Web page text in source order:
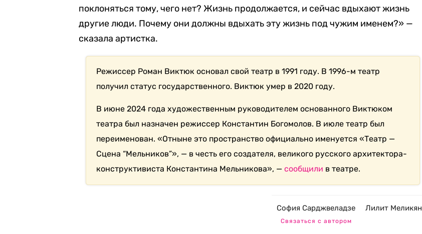
поклоняться тому, чего нет? Жизнь продолжается, и сейчас вдыхают жизнь
другие люди. Почему они должны вдыхать эту жизнь под чужим именем?» —
сказала артистка.
Режиссер Роман Виктюк основал свой театр в 1991 году. В 1996-м театр
получил статус государственного. Виктюк умер в 2020 году.
В июне 2024 года художественным руководителем основанного Виктюком
театра был назначен режиссер Константин Богомолов. В июле театр был
переименован. «Отныне это пространство официально именуется «Театр —
Сцена “Мельников”», — в честь его создателя, великого русского архитектора-
конструктивиста Константина Мельникова», —сообщили в театре.
София Сарджвеладзе
Связаться с автором
Лилит Меликян